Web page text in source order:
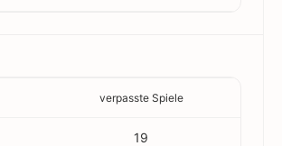
verpasste Spiele
19